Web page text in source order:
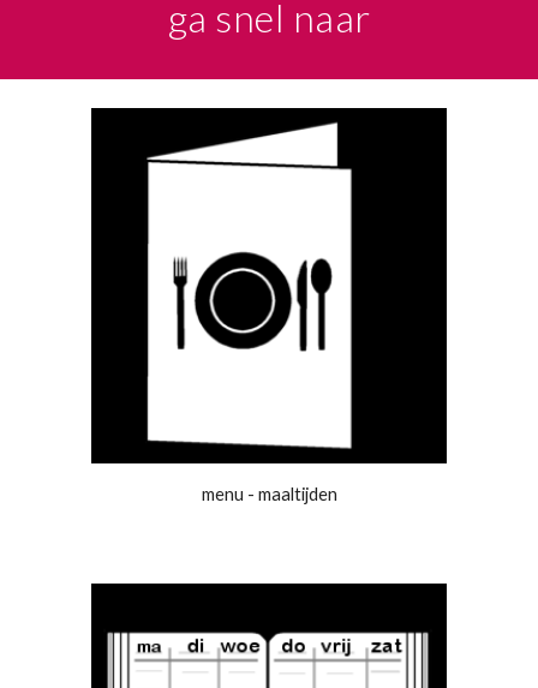
ga snel naar
menu - maaltijden